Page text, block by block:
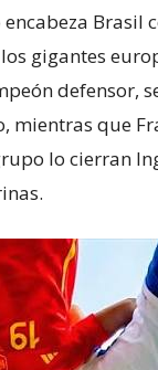
Brasil
gigantes
defensor,
mientras que
lo cierran